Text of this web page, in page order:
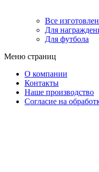
Все
Для
Для футбола
Меню страниц
О компании
Контакты
Наше производство
Согласие на